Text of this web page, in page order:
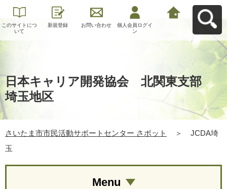
このサイトにつ
いて
新規登録 お問い合わせ
個人会員ログイ
ン
日本キャリア開発協会 北関東支部
埼玉地区
さいたま市市民活動サポートセンター さポット ＞
JCDA埼
玉
Menu